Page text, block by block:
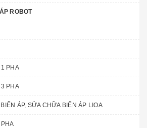
ROBOT
1 PHA
3 PHA
ÁP, SỬA CHỮA BIẾN ÁP LIOA